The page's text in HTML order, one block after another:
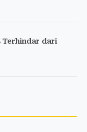
Terhindar dari